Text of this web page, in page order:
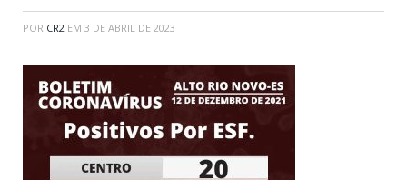
POR CR2 EM 3 DE ABRIL DE 2023